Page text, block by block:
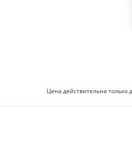
Цена действительна только